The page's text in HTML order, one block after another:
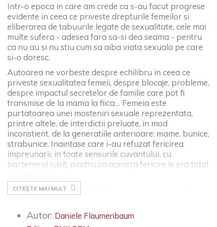
Intr-o epoca in care am crede ca s-au facut progrese
evidente in ceea ce priveste drepturile femeilor si
eliberarea de tabuurile legate de sexualitate, cele mai
multe sufera - adesea fara sa-si dea seama - pentru
ca nu au si nu stiu cum sa aiba viata sexuala pe care
si-o doresc.
Autoarea ne vorbeste despre echilibru in ceea ce
priveste sexualitatea femeii, despre blocaje, probleme,
despre impactul secretelor de familie care pot fi
transmise de la mama la fiica… Femeia este
purtatoarea unei mosteniri sexuale reprezentata,
printre altele, de interdictii preluate, in mod
inconstient, de la generatiile anterioare: mame, bunice,
strabunice. Inaintase care i-au refuzat fericirea
impreunarii, in toate sensurile cuvantului, cu
partenerul iubit, pentru ca aceasta fericire le era total
Intr-o abordare care imbina ginecologia, medicina
transgenerationala, dr. Daniele Flaumenbaum, medic
ginecolog cu o vasta experienta, explica modul in care
CITEȘTE MAI MULT
Autor: Daniele Flaumenbaum